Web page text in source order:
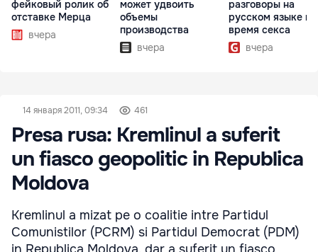
фейковый ролик об
отставке Мерца
вчера
может удвоить
объемы
производства
вчера
разговоры на
русском языке во
время секса
вчера
14 января 2011, 09:34 461
Presa rusa: Kremlinul a suferit
un fiasco geopolitic in Republica
Moldova
Kremlinul a mizat pe o coalitie intre Partidul
Comunistilor (PCRM) si Partidul Democrat (PDM)